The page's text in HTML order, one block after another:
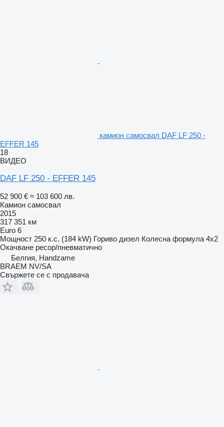
камион самосвал DAF LF 250 -
EFFER 145
18
ВИДЕО
DAF LF 250 - EFFER 145
52 900 € ≈ 103 600 лв.
Камион самосвал
2015
317 351 км
Euro 6
Мощност 250 к.с. (184 kW) Гориво дизел Колесна формула 4x2
Окачване ресор/пневматично
Белгия, Handzame
BRAEM NV/SA
Свържете се с продавача